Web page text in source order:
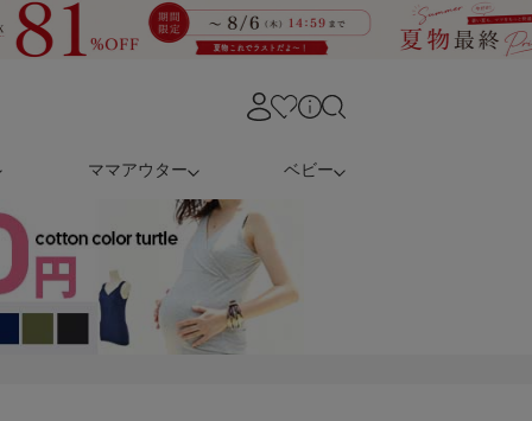
ママアウター ベビー